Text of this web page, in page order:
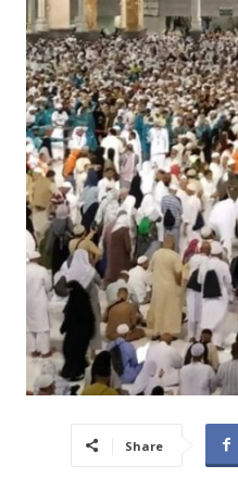
Share